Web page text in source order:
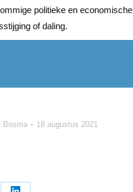
politieke en economische
of daling.
Bosma 18 augustus 2021